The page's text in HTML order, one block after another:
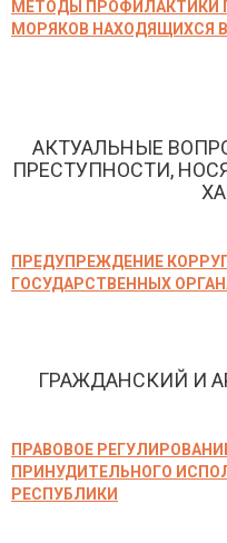
МЕТОДЫ ПРОФИЛАКТИКИ
МОРЯКОВ НАХОДЯЩИХСЯ
АКТУАЛЬНЫЕ
ПРЕСТУПНОСТИ,
ПРЕДУПРЕЖДЕНИЕ
ГОСУДАРСТВЕННЫХ
ГРАЖДАНСКИЙ И
ПРАВОВОЕ
ПРИНУДИТЕЛЬНОГО
РЕСПУБЛИКИ